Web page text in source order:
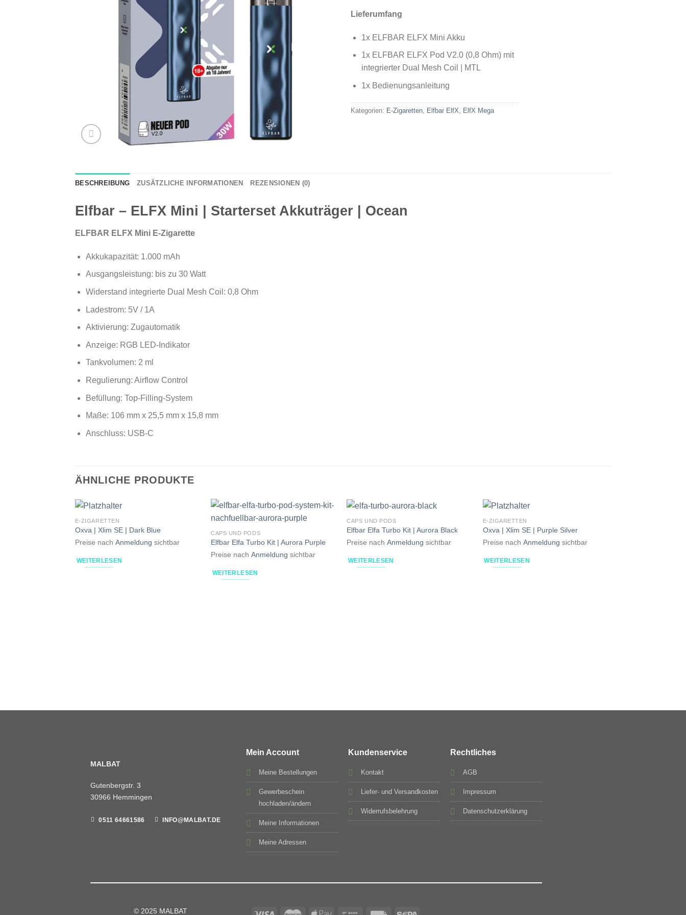
Lieferumfang
1x ELFBAR ELFX Mini Akku
1x ELFBAR ELFX Pod V2.0 (0,8 Ohm) mit
integrierter Dual Mesh Coil | MTL
1x Bedienungsanleitung
Kategorien: E-Zigaretten Elfbar ElfX ElfX Mega
BESCHREIBUNG ZUSÄTZLICHE INFORMATIONEN REZENSIONEN (0)
Elfbar – ELFX Mini | Starterset Akkuträger | Ocean
ELFBAR ELFX Mini E-Zigarette
Akkukapazität: 1.000 mAh
Ausgangsleistung: bis zu 30 Watt
Widerstand integrierte Dual Mesh Coil: 0,8 Ohm
Ladestrom: 5V / 1A
Aktivierung: Zugautomatik
Anzeige: RGB LED-Indikator
Tankvolumen: 2 ml
Regulierung: Airflow Control
Befüllung: Top-Filling-System
Maße: 106 mm x 25,5 mm x 15,8 mm
Anschluss: USB-C
ÄHNLICHE PRODUKTE
E-ZIGARETTEN
Oxva | Xlim SE | Dark Blue
Preise nach Anmeldung sichtbar
WEITERLESEN
CAPS UND PODS
Elfbar Elfa Turbo Kit | Aurora Purple
Preise nachAnmeldung sichtbar
WEITERLESEN
CAPS UND PODS
Elfbar Elfa Turbo Kit | Aurora Black
Preise nachAnmeldung sichtbar
WEITERLESEN
E-ZIGARETTEN
Oxva | Xlim SE | Purple Silver
Preise nach Anmeldung sichtbar
WEITERLESEN
MALBAT
Gutenbergstr. 3
30966 Hemmingen
0511 64661586 INFO@MALBAT.DE
Mein Account
Meine Bestellungen
Gewerbeschein
hochladen/ändern
Meine Informationen
Meine Adressen
Kundenservice
Kontakt
Liefer- und Versandkosten
Widerrufsbelehrung
Rechtliches
AGB
Impressum
Datenschutzerklärung
© 2025 MALBAT